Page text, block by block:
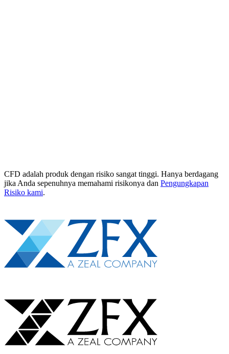
CFD adalah produk dengan risiko sangat tinggi. Hanya berdagang
jika Anda sepenuhnya memahami risikonya dan Pengungkapan
Risiko kami.